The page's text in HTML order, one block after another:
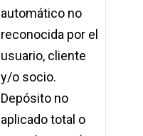
automático no
reconocida por el
usuario, cliente
y/o socio.
Depósito no
aplicado total o